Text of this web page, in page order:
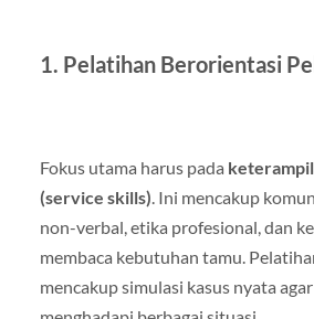
1. Pelatihan Berorientasi
Fokus utama harus pada
(service skills). Ini mencakup
non-verbal, etika profesional, dan
membaca kebutuhan tamu.
mencakup simulasi kasus nyata